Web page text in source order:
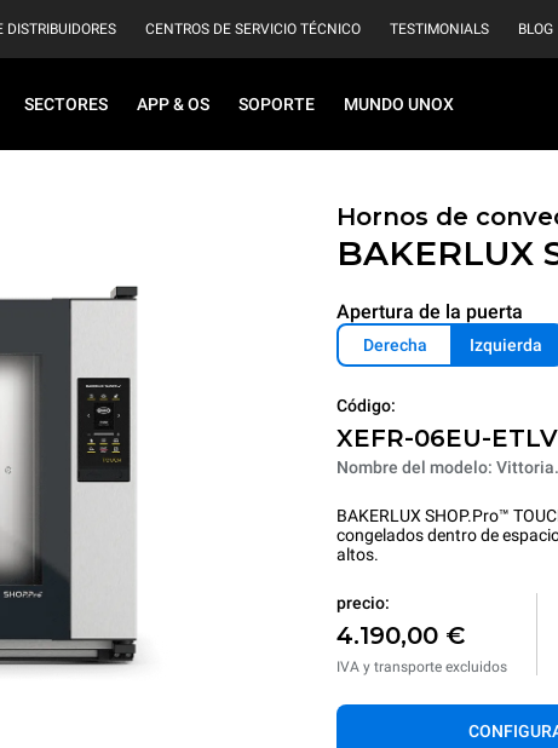
DISTRIBUIDORES CENTROS DE SERVICIO TÉCNICO TESTIMONIALS BLOG
SECTORES APP & OS SOPORTE MUNDO UNOX
Hornos de
BAKERLUX
Apertura de la puerta
Derecha Izquierda
Código:
XEFR-06EU-
Nombre del modelo:
BAKERLUX SHOP.Pro™
congelados dentro de
altos.
precio:
4.190,00 €
IVA y transporte excluidos